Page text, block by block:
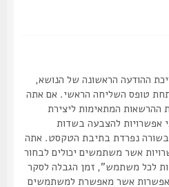
הראשונה של הנושא,
טופס השליחה הראשי. אם אתה
המתאימות ליצירת
להצבעה בשדות
נפרדת בתיבת הטקסט. אתה
אשר משתמשים יכולים לבחור
משתמש”, זמן הגבלה לסקר
אשר מאפשרת למשתמשים